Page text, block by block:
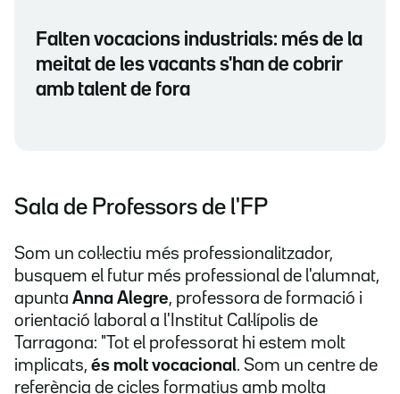
Falten vocacions industrials: més de la
meitat de les vacants s'han de cobrir
amb talent de fora
Sala de Professors de l'FP
Som un col·lectiu més professionalitzador,
busquem el futur més professional de l'alumnat,
apunta Anna Alegre, professora de formació i
orientació laboral a l'Institut Cal·lípolis de
Tarragona: "Tot el professorat hi estem molt
implicats, és molt vocacional. Som un centre de
referència de cicles formatius amb molta